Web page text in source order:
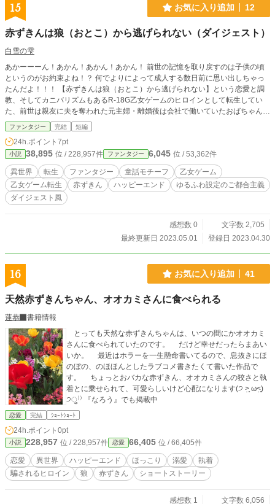
15 お気に入り追加 12
赤ずきんは狼（おとこ）から逃げられない（ダイジェスト）
白雪の雫
あかーーーん！あかん！あかん！あかん！ 前世の記憶を取り戻すのは子供の頃
というのがお約束よね！？ 何でよりによって成人する数日前に思い出しちゃっ
たんだよ！！！ 【赤ずきんは狼（おとこ）から逃げられない】という恋愛と調
教、そしてカニバリズムもあるR-18G乙女ゲームのヒロインとして転生してい
た、前世は親友に夫を奪われた元主婦・離婚後は会社で働いていたおばちゃん
（慰謝料は元夫と親友からきちんと取っているし、社会的制裁も下している）だ
ったヒロインのヴィルヘルミナは頭を抱えていた。 ヒロインの名前がデフォル
トであるブランシェットだったら子供の頃にゲームの内容を思い出していたかも
知れないのにーーー！！！ 狼ルートと猟師ルートを回避していたのにーー
ー！！！ と嘆くがもう遅い。 だって、仮とはいえロリの頃に狼と番契約を交わ
しちゃっているだけではなく、調教されちゃっているから。 このゲームは赤ず
きんこと幼女のヴィルヘルミナが母親のお使いで森の奥に住むおばあさんの家に
行くところから始まる。 寄り道をすれば赤ずきんは攻略対象者である森の主と
同時にここで赤ずきんの相手が決まる事になる。 狼と猟師で共通しているの
は、ヒロインが避けられないイベントこと攻略対象者による性的な触れ合いを終
えてから素っ気ない態度を取り続けていると二人は彼女のおばあさんを殺した上
でその肉を無理やり食べさせる。その後は攻略対象者がヴィルヘルミナを殺して
ヒロインを食べるというバッドエンドなのだ。 カニバリズムを避けれたとして
もヒロインを待ち受けるのは、薬漬けやダルマなどといったエンディングしかな
かったりする。 ハッピーエンドのルートはただ一つ。 幼い頃に出会う攻略対象
者とデートして絆を深める&調教を十六歳になるまで受け続ける事で互いの好感
ればいいのだ。 親友に夫を奪われた事で恋愛と結婚に対して臆病になってしま
った中身は元おばちゃんなヒロイン目線による語りと言うか、ダイジェスト的な
感じです。 息抜きで書いたものなので深く考えた訳ではなく、ゆるふわ設定の
ご都合主義です。
ファンタジー 完結 短編
24h.ポイント 7pt
小説 38,895 位 / 228,957件 ファンタジー 6,045 位 / 53,362件
異世界 転生 ファンタジー 童話モチーフ
乙女ゲーム
乙女ゲーム転生
赤ずきん ハッピーエンド
ゆるふわ設定のご都合主義
ダイジェスト風
感想数 0
文字数 2,705
最終更新日 2023.05.01
登録日 2023.04.30
16 お気に入り追加 41
天然赤ずきんちゃん、オオカミさんに食べられる
蓮恭
書籍情報
とっても天然な赤ずきんちゃんは、いつの間にかオオカミ
さんに食べられていたのです。 だけど幸せだったらまあい
いか。 最近はホラーを一生懸命書いてるので、息抜きにほ
のぼの、のほほんとしたラブコメ書きたくて書いた作品で
す。 ちょっとおバカな赤ずきん、オオカミさんの狡さと執
着とに乗せられて、可愛らしいけど心配になります(੭ ˃̣̣̥ ω˂̣̣̥)
੭ु⁾⁾ 『なろう』でも掲載中
恋愛 完結 ｼｮｰﾄｼｮｰﾄ
24h.ポイント 0pt
小説 228,957 位 / 228,957件 恋愛 66,405 位 / 66,405件
恋愛 異世界 ハッピーエンド ほっこり 溺愛
執着
騙されるヒロイン
狼 赤ずきん ショートストーリー
感想数 1
文字数 6,056